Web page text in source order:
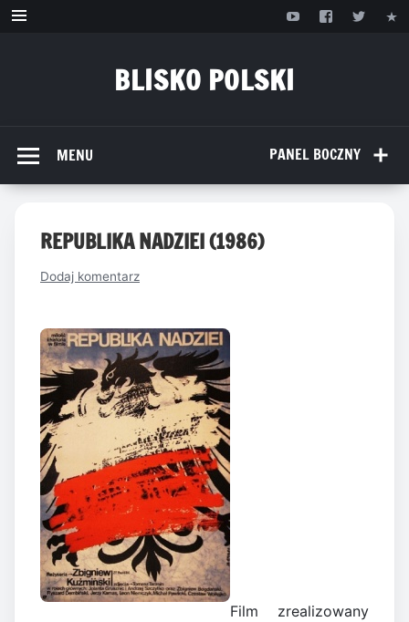
Przejdź
BLISKO POLSKI
PANEL BOCZNY
MENU
REPUBLIKA NADZIEI (1986)
Dodaj komentarz
Film zrealizowany